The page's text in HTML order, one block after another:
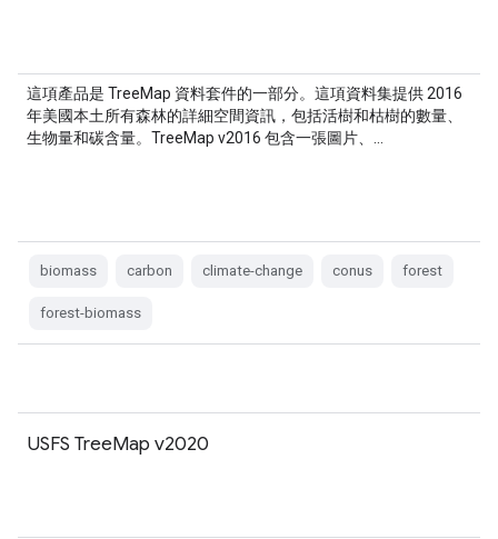
這項產品是 TreeMap 資料套件的一部分。這項資料集提供 2016
年美國本土所有森林的詳細空間資訊，包括活樹和枯樹的數量、
生物量和碳含量。TreeMap v2016 包含一張圖片、…
biomass carbon climate-change conus forest
forest-biomass
USFS TreeMap v2020